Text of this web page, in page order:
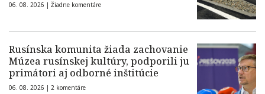
06. 08. 2026 | Žiadne komentáre
Rusínska komunita žiada zachovanie
Múzea rusínskej kultúry, podporili ju
primátori aj odborné inštitúcie
06. 08. 2026 | 2 komentáre